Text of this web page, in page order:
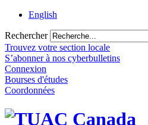
English
Rechercher
Trouvez votre section locale
S’abonner à nos cyberbulletins
Connexion
Bourses d'études
Coordonnées